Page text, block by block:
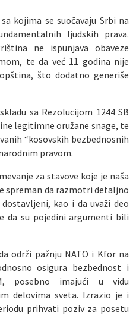
kojima se suočavaju Srbi na
ljudskih prava.
ne ispunjava obaveze
te da već 11 godina nije
što dodatno generiše
sa Rezolucijom 1244 SB
legitimne oružane snage, te
“kosovskih bezbednosnih
pravom.
za stavove koje je naša
spreman da razmotri detaljno
kao i da uvaži deo
da su pojedini argumenti bili
održi pažnju NATO i Kfor na
osigura bezbednost i
posebno imajući u vidu
delovima sveta. Izrazio je i
prihvati poziv za posetu